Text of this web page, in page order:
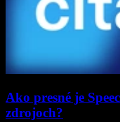
Ako presné je
zdrojoch?